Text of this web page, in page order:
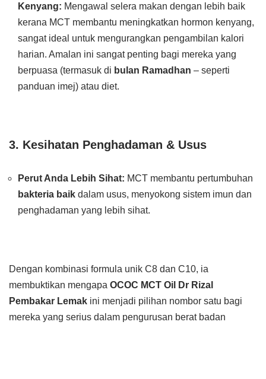
Kenyang: Mengawal selera makan dengan lebih baik
kerana MCT membantu meningkatkan hormon kenyang,
sangat ideal untuk mengurangkan pengambilan kalori
harian. Amalan ini sangat penting bagi mereka yang
berpuasa (termasuk di bulan Ramadhan – seperti
panduan imej) atau diet.
3. Kesihatan Penghadaman & Usus
Perut Anda Lebih Sihat: MCT membantu pertumbuhan
bakteria baik dalam usus, menyokong sistem imun dan
penghadaman yang lebih sihat.
Dengan kombinasi formula unik C8 dan C10, ia
membuktikan mengapa OCOC MCT Oil Dr Rizal
Pembakar Lemak ini menjadi pilihan nombor satu bagi
mereka yang serius dalam pengurusan berat badan